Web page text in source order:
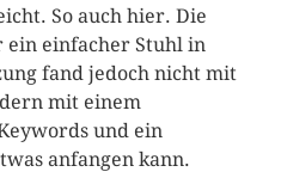
So auch hier. Die
ein einfacher Stuhl in
fand jedoch nicht mit
mit einem
und ein
anfangen kann.